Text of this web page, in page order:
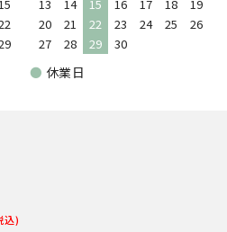
13
14 15 16 17 18
19
20
21 22 23 24 25
26
27
28 29 30
● 休業日
込)